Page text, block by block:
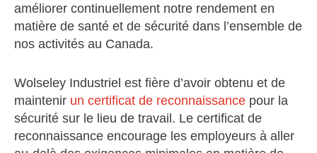
améliorer continuellement notre rendement en
matière de santé et de sécurité dans l’ensemble de
nos activités au Canada.
Wolseley Industriel est fière d’avoir obtenu et de
maintenir un certificat de reconnaissance pour la
sécurité sur le lieu de travail. Le certificat de
reconnaissance encourage les employeurs à aller